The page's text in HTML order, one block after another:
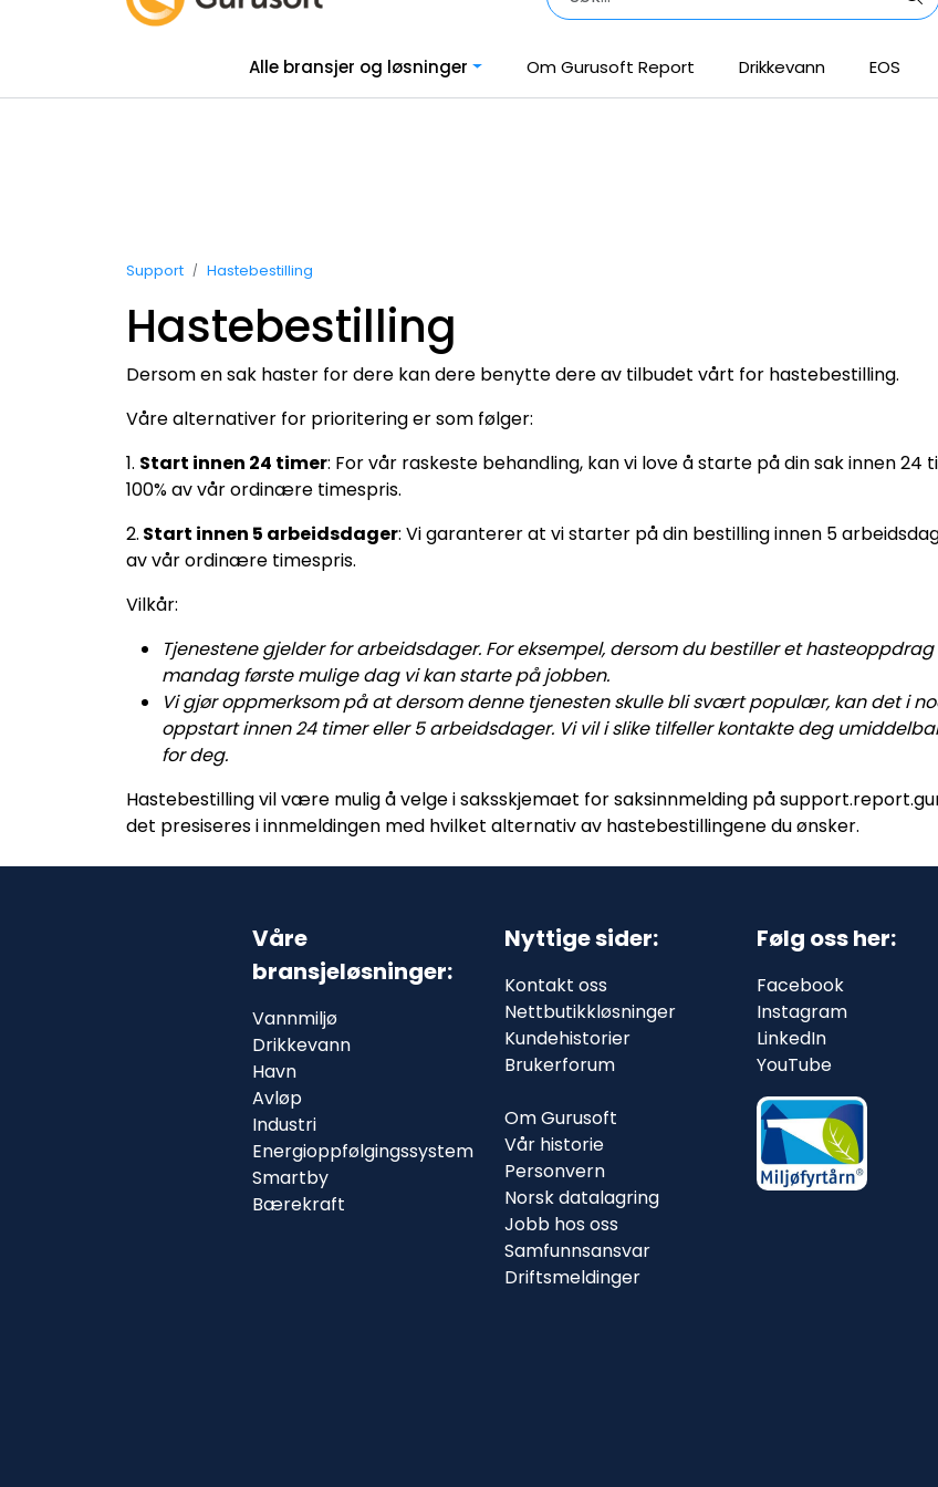
Skip to main content Kundesupport
| Kundehistorier | Jobb hos oss | Brukerforum
Alle bransjer og løsninger Om Gurusoft Report Drikkevann EOS
Support Hastebestilling
Hastebestilling
Dersom en sak haster for dere kan dere benytte dere av tilbudet vårt for hastebestilling.
Våre alternativer for prioritering er som følger:
1. Start innen 24 timer: For vår raskeste behandling, kan vi love å starte på din sak innen
100% av vår ordinære timespris.
2. Start innen 5 arbeidsdager: Vi garanterer at vi starter på din bestilling innen 5
av vår ordinære timespris.
Vilkår:
Tjenestene gjelder for arbeidsdager. For eksempel, dersom du bestiller et
mandag første mulige dag vi kan starte på jobben.
Vi gjør oppmerksom på at dersom denne tjenesten skulle bli svært populær, kan det i
oppstart innen 24 timer eller 5 arbeidsdager. Vi vil i slike tilfeller kontakte deg
for deg.
Hastebestilling vil være mulig å velge i saksskjemaet for saksinnmelding på
det presiseres i innmeldingen med hvilket alternativ av hastebestillingene du ønsker.
Følg oss her:
Facebook
Instagram
LinkedIn
YouTube
Nyttige sider:
Kontakt oss
Nettbutikkløsninger
Kundehistorier
Brukerforum
Om Gurusoft
Vår historie
Personvern
Norsk datalagring
Jobb hos oss
Samfunnsansvar
Driftsmeldinger
Våre
bransjeløsninger:
Vannmiljø
Drikkevann
Havn
Avløp
Industri
Energioppfølgingssystem
Smartby
Bærekraft